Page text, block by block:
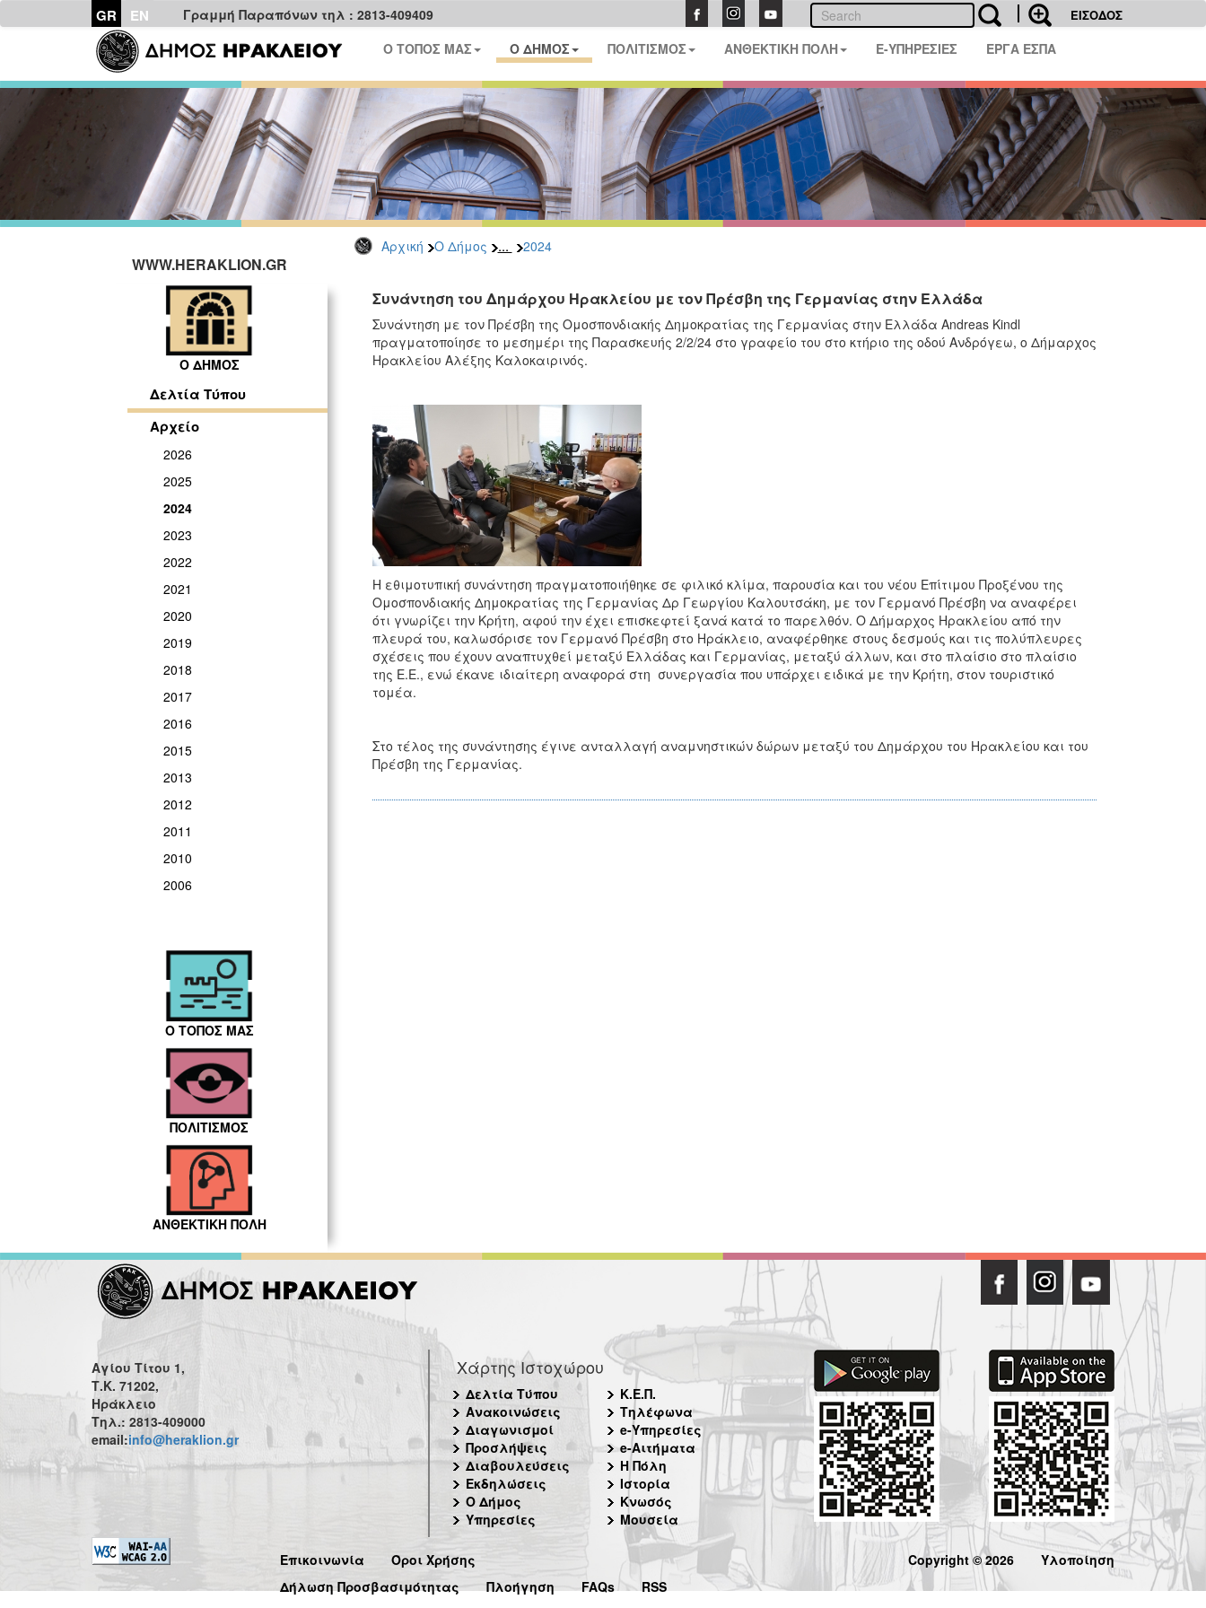
GR EN Γραμμή Παραπόνων τηλ : 2813-409409 ΕΙΣΟΔΟΣ
Ο ΤΟΠΟΣ ΜΑΣ Ο ΔΗΜΟΣ ΠΟΛΙΤΙΣΜΟΣ ΑΝΘΕΚΤΙΚΗ ΠΟΛΗ E-ΥΠΗΡΕΣΙΕΣ ΕΡΓΑ ΕΣΠΑ
Αρχική Ο Δήμος ... 2024
WWW.HERAKLION.GR
Ο ΔΗΜΟΣ
Δελτία Τύπου
Αρχείο
2026
2025
2024
2023
2022
2021
2020
2019
2018
2017
2016
2015
2013
2012
2011
2010
2006
Ο ΤΟΠΟΣ ΜΑΣ
ΠΟΛΙΤΙΣΜΟΣ
ΑΝΘΕΚΤΙΚΗ ΠΟΛΗ
Συνάντηση του Δημάρχου Ηρακλείου με τον Πρέσβη της Γερμανίας στην Ελλάδα
Συνάντηση με τον Πρέσβη της Ομοσπονδιακής Δημοκρατίας της Γερμανίας στην Ελλάδα Andreas Kindl
πραγματοποίησε το μεσημέρι της Παρασκευής 2/2/24 στο γραφείο του στο κτήριο της οδού Ανδρόγεω, ο Δήμαρχος
Ηρακλείου Αλέξης Καλοκαιρινός.
Η εθιμοτυπική συνάντηση πραγματοποιήθηκε σε φιλικό κλίμα, παρουσία και του νέου Επίτιμου Προξένου της
Ομοσπονδιακής Δημοκρατίας της Γερμανίας Δρ Γεωργίου Καλουτσάκη, με τον Γερμανό Πρέσβη να αναφέρει
ότι γνωρίζει την Κρήτη, αφού την έχει επισκεφτεί ξανά κατά το παρελθόν. Ο Δήμαρχος Ηρακλείου από την
πλευρά του, καλωσόρισε τον Γερμανό Πρέσβη στο Ηράκλειο, αναφέρθηκε στους δεσμούς και τις πολύπλευρες
σχέσεις που έχουν αναπτυχθεί μεταξύ Ελλάδας και Γερμανίας, μεταξύ άλλων, και στο πλαίσιο στο πλαίσιο
της Ε.Ε., ενώ έκανε ιδιαίτερη αναφορά στη συνεργασία που υπάρχει ειδικά με την Κρήτη, στον τουριστικό
τομέα.
Στο τέλος της συνάντησης έγινε ανταλλαγή αναμνηστικών δώρων μεταξύ του Δημάρχου του Ηρακλείου και του
Πρέσβη της Γερμανίας.
Αγίου Τίτου 1,
Τ.Κ. 71202,
Ηράκλειο
Τηλ.: 2813-409000
email:info@heraklion.gr
Χάρτης Ιστοχώρου
Δελτία Τύπου
Ανακοινώσεις
Διαγωνισμοί
Προσλήψεις
Διαβουλεύσεις
Εκδηλώσεις
Ο Δήμος
Υπηρεσίες
Κ.Ε.Π.
Τηλέφωνα
e-Υπηρεσίες
e-Αιτήματα
Η Πόλη
Ιστορία
Κνωσός
Μουσεία
Επικοινωνία
Όροι Χρήσης
Δήλωση Προσβασιμότητας
Πλοήγηση FAQs RSS
Copyright © 2026 Υλοποίηση